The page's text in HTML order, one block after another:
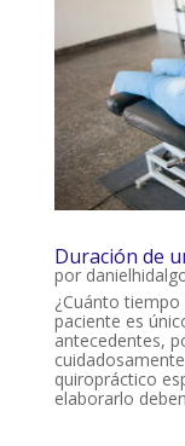
Duración de
por
¿Cuánto
paciente es
antecedentes,
quiropráctico
elaborarlo